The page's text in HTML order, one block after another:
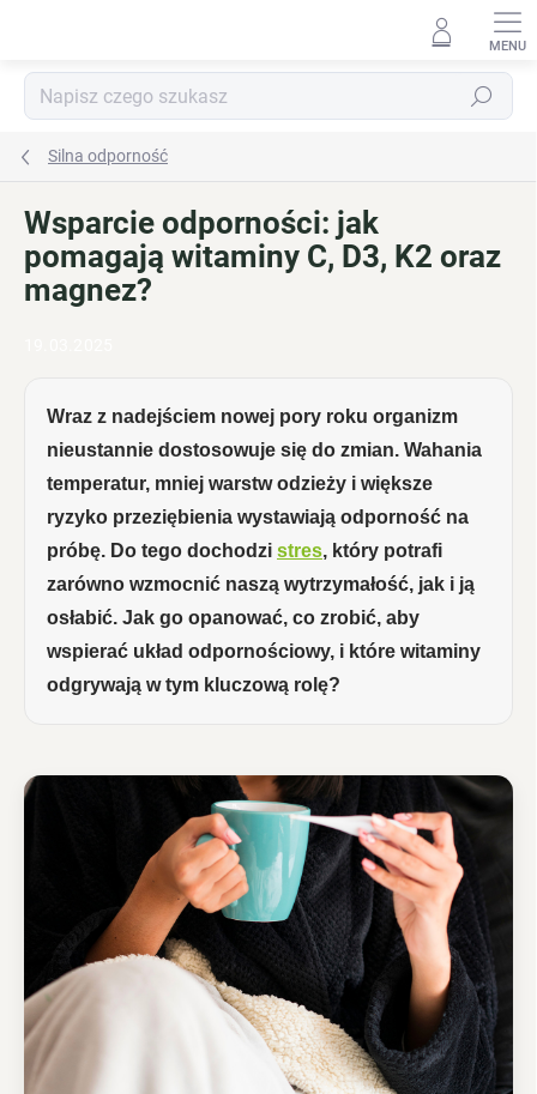
Szukaj
Silna odporność
Wsparcie odporności: jak
pomagają witaminy C, D3, K2 oraz
magnez?
Wraz z nadejściem nowej pory roku organizm
nieustannie dostosowuje się do zmian. Wahania
temperatur, mniej warstw odzieży i większe
ryzyko przeziębienia wystawiają odporność na
próbę. Do tego dochodzi stres, który potrafi
zarówno wzmocnić naszą wytrzymałość, jak i ją
osłabić. Jak go opanować, co zrobić, aby
wspierać układ odpornościowy, i które witaminy
odgrywają w tym kluczową rolę?